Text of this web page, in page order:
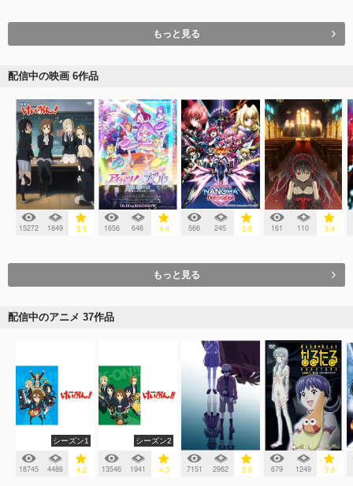
もっと見る
配信中の映画 6作品
15272 1849 3.9 1656 646 4.4 566 245 3.8 161 110 3.4
もっと見る
配信中のアニメ 37作品
シーズン1
18745 4486 4.2
シーズン2
13546 1941 4.3 7151 2962 3.8 679 1249 3.8